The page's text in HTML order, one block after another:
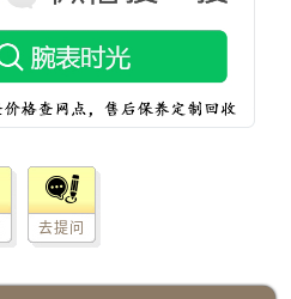
山西省晋中市榆次区顺城街江诗丹顿售后服务中心（需提前预约）
去提问